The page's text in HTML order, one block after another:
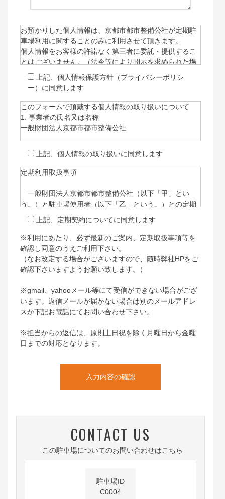
お預かりした個人情報は、京都市都市整備公社が定期駐
車場利用に関することのみに利用させて頂きます。
個人情報をお客様の許諾なく第三者に委託・提供するこ
とはございません。（法令等により開示を求められた場
合を除く）
なお、お預かりした個人情報は京都市都市整備公社が厳
重に保管・管理致します。
上記、個人情報保護方針（プライバシーポリシ
ー）に同意します
このフォームで頂戴する個人情報の取り扱いについて
1. 事業者の氏名又は名称
一般財団法人京都市都市整備公社
2. 個人情報保護管理者(若しくはその代理人)の氏名又は
職名、所属及び連絡先
管理者職名:梅林 拓
3. 個人情報の利用目的
運営(本人への連絡を含む)のため
・本サービスに関連した、各種情報のご案内のため
4. 個人情報取扱いの委託
当社は事業運営上、前項利用目的の範囲に限って個人情
報を外部に委託することがあります。この場合、個人情
報保護水準の高い委託先を選定し、個人情報の適正管
理・機密保持についての契約を交わし、適切な管理を実
施させます。
5. 個人情報の開示等の請求
ご本人様は、当社に対してご自身の個人情報の開示等(利
用目的の通知、開示、内容の訂正・追加・削除、利用の
出ることができます。その際、当社はお客様ご本人を確
認させていただいたうえで、合理的な期間内に対応いた
info@kyoto-public.or.jp
6. 個人情報を提供されることの任意性について
合、適切な対応ができない場合があります。
上記、個人情報の取り扱いに同意します
定期利用取扱事項
一般財団法人京都市都市整備公社（以下「甲」とい
う。）と駐車場使用者（以下「乙」という。）との定期
利用取扱事項に関し、次のとおり定める。
（利用申請）
第1条 乙は、甲が管理する駐車場の定期利用に際し、定
ければならない。また、1月極定期利用申請に1車両の利
用申請とし、甲から送られる受付・承認メール等を必ず
確認するものとする。
（目的）
ことを目的とするものであり、甲が乙の車両を預かるも
第3条 乙は、各駐車場により定められた駐車料金（駐車
合は駐車機器支払い、その他甲が指示する方法及び期日
に従い支払わなければならない。なお、継続契約におい
上記、定期契約についてに同意します
※利用にあたり、必ず最新のご案内、定期取扱事項等を
確認し同意のうえご利用下さい。
（なお改定する場合がございますので、随時弊社HPをご
確認下さいますようお願い致します。）
※gmail、yahooメール等にて受信ができない場合がござ
います。返信メールが届かない場合は別のメールアドレ
スか下記お電話にてお問い合わせ下さい。
※担当からの返信は、原則土日祝を除く月曜日から金曜
日までの対応となります。
入力内容の確認
CONTACT US
この駐車場についてのお問い合わせはこちら
駐車場ID
C0004